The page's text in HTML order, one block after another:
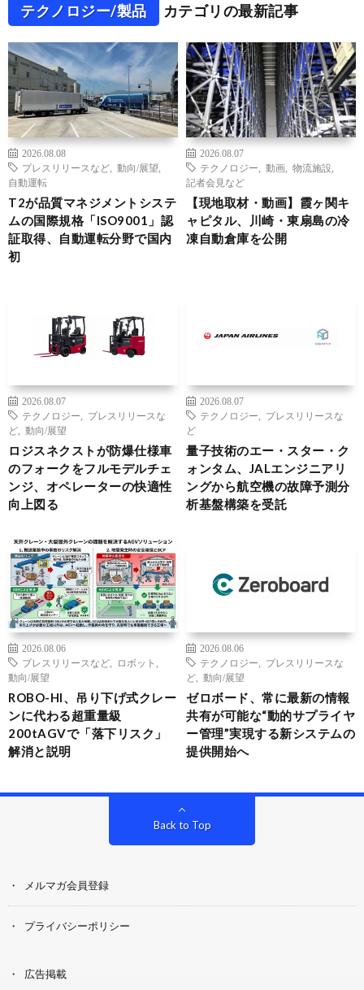
テクノロジー/製品 カテゴリの最新記事
2026.08.08
プレスリリースなど
動向/展望
自動運転
T2が品質マネジメントシステ
ムの国際規格「ISO9001」認
証取得、自動運転分野で国内
初
2026.08.07
テクノロジー
動画 物流施設
記者会見など
【現地取材・動画】霞ヶ関キ
ャピタル、川崎・東扇島の冷
凍自動倉庫を公開
2026.08.07
テクノロジー
プレスリリースな
ど
動向/展望
ロジスネクストが防爆仕様車
のフォークをフルモデルチェ
ンジ、オペレーターの快適性
向上図る
2026.08.07
テクノロジー
プレスリリースな
ど
量子技術のエー・スター・ク
ォンタム、JALエンジニアリ
ングから航空機の故障予測分
析基盤構築を受託
2026.08.06
プレスリリースなど
ロボット
動向/展望
ROBO-HI、吊り下げ式クレー
ンに代わる超重量級
200tAGVで「落下リスク」
解消と説明
2026.08.06
テクノロジー
プレスリリースな
ど
動向/展望
ゼロボード、常に最新の情報
共有が可能な“動的サプライヤ
ー管理”実現する新システムの
提供開始へ
Back to Top
メルマガ会員登録
プライバシーポリシー
広告掲載